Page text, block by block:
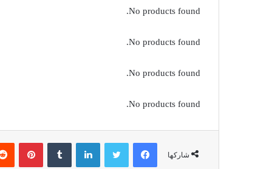
No products found.
No products found.
No products found.
No products found.
شاركها
فيسبوك تويتر لينكدإن